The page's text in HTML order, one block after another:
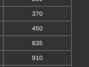
370
450
835
910